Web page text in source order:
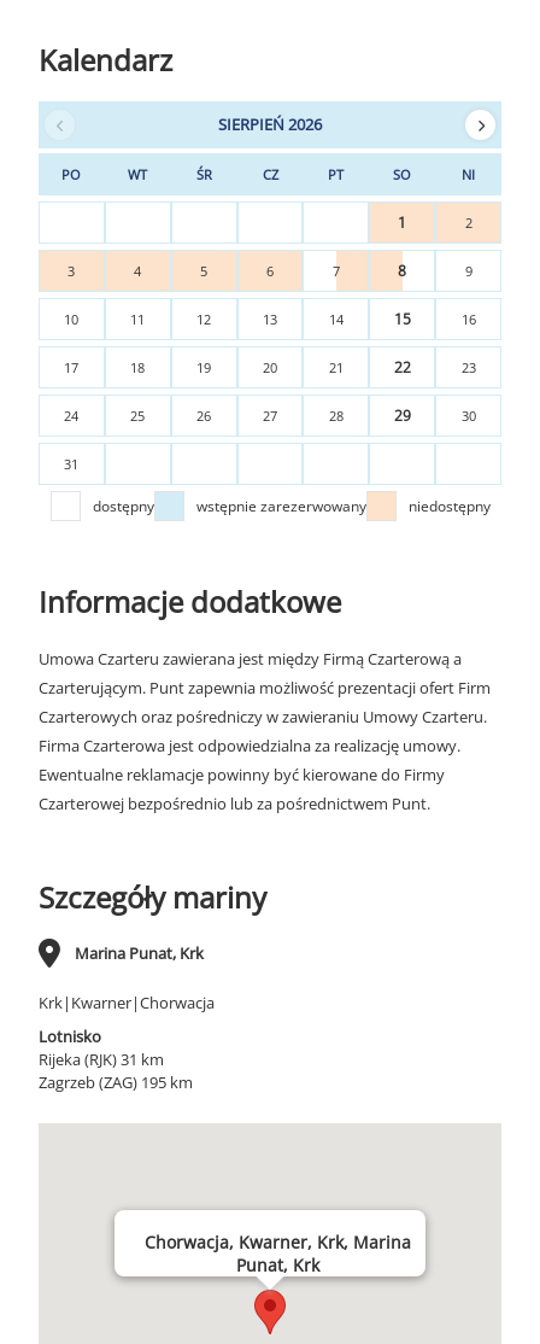
Kalendarz
SIERPIEŃ 2026
PO WT ŚR CZ PT SO NI
1 2
3 4 5 6 7 8 9
10 11 12 13 14 15 16
17 18 19 20 21 22 23
24 25 26 27 28 29 30
31
dostępny wstępnie zarezerwowany niedostępny
Informacje dodatkowe
Umowa Czarteru zawierana jest między Firmą Czarterową a
Czarterującym. Punt zapewnia możliwość prezentacji ofert Firm
Czarterowych oraz pośredniczy w zawieraniu Umowy Czarteru.
Firma Czarterowa jest odpowiedzialna za realizację umowy.
Ewentualne reklamacje powinny być kierowane do Firmy
Czarterowej bezpośrednio lub za pośrednictwem Punt.
Szczegóły mariny
Marina Punat, Krk
Krk|Kwarner|Chorwacja
Lotnisko
Rijeka (RJK) 31 km
Zagrzeb (ZAG) 195 km
Chorwacja, Kwarner, Krk, Marina
Punat, Krk